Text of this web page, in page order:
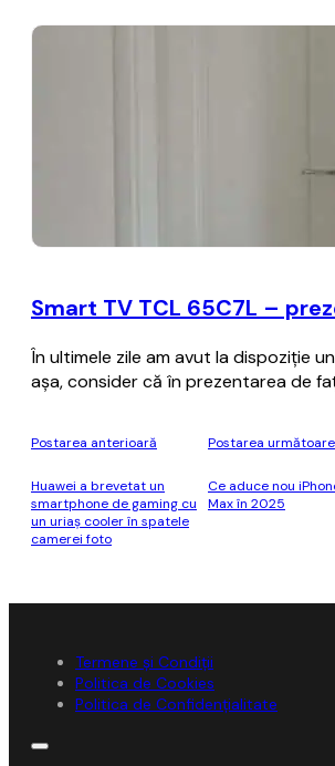
Smart TV TCL 65C7L –
În ultimele zile am avut la dispoziție
așa, consider că în prezentarea de
Postarea anterioară
Huawei a brevetat un
smartphone de gaming cu
un uriaş cooler în spatele
camerei foto
Postarea următoare
Ce aduce nou
Max în 2025
Termene și Condiții
Politica de Cookies
Politica de Confidențialitate